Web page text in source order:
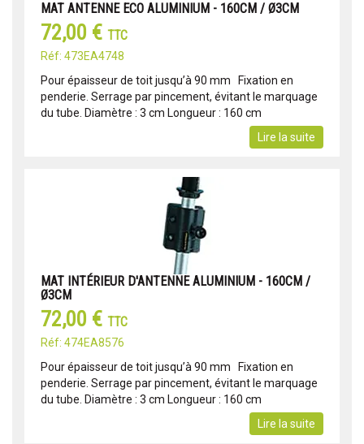
MAT ANTENNE ECO ALUMINIUM - 160CM / Ø3CM
72,00 € TTC
Réf: 473EA4748
Pour épaisseur de toit jusqu’à 90 mm Fixation en
penderie. Serrage par pincement, évitant le marquage
du tube. Diamètre : 3 cm Longueur : 160 cm
Lire la suite
MAT INTÉRIEUR D'ANTENNE ALUMINIUM - 160CM /
Ø3CM
72,00 € TTC
Réf: 474EA8576
Pour épaisseur de toit jusqu’à 90 mm Fixation en
penderie. Serrage par pincement, évitant le marquage
du tube. Diamètre : 3 cm Longueur : 160 cm
Lire la suite